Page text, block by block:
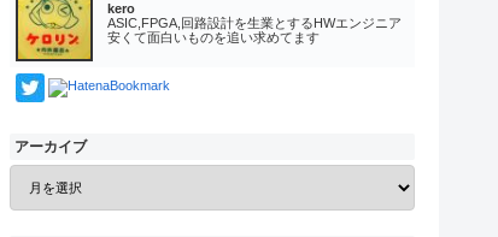
kero
ASIC,FPGA,回路設計を生業とするHWエンジニア
安くて面白いものを追い求めてます
アーカイブ